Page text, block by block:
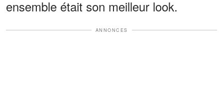
ensemble était son meilleur look.
ANNONCES